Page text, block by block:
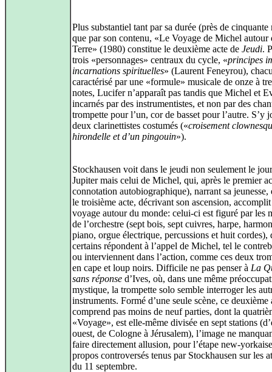
Plus substantiel tant par sa durée (près de cinquante
que par son contenu, «Le Voyage de Michel autour
Terre» (1980) constitue le deuxième acte de Jeudi.
trois «personnages» centraux du cycle, «principes
incarnations spirituelles» (Laurent Feneyrou),
caractérisé par une «formule» musicale de onze à
notes, Lucifer n’apparaît pas tandis que Michel et
incarnés par des instrumentistes, et non par des
trompette pour l’un, cor de basset pour l’autre. S’y
deux clarinettistes costumés («croisement
hirondelle et d’un pingouin»).
Stockhausen voit dans le jeudi non seulement le
Jupiter mais celui de Michel, qui, après le premier
connotation autobiographique), narrant sa jeunesse,
le troisième acte, décrivant son ascension,
voyage autour du monde: celui-ci est figuré par les
de l’orchestre (sept bois, sept cuivres, harpe,
piano, orgue électrique, percussions et huit cordes),
certains répondent à l’appel de Michel, tel le
ou interviennent dans l’action, comme ces deux
en cape et loup noirs. Difficile ne pas penser à La
sans réponse d’Ives, où, dans une même
mystique, la trompette solo semble interroger les
instruments. Formé d’une seule scène, ce deuxième
comprend pas moins de neuf parties, dont la
«Voyage», est elle-même divisée en sept stations
ouest, de Cologne à Jérusalem), l’image ne
faire directement allusion, pour l’étape new-
propos controversés tenus par Stockhausen sur les
du 11 septembre.